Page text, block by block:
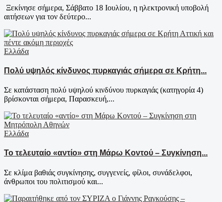
Ξεκίνησε σήμερα, Σάββατο 18 Ιουλίου, η ηλεκτρονική υποβολή
αιτήσεων για τον δεύτερο...
Ελλάδα
Πολύ υψηλός κίνδυνος πυρκαγιάς σήμερα σε Κρήτη...
Σε κατάσταση πολύ υψηλού κινδύνου πυρκαγιάς (κατηγορία 4)
βρίσκονται σήμερα, Παρασκευή,...
Ελλάδα
Το τελευταίο «αντίο» στη Μάρω Κοντού – Συγκίνηση...
Σε κλίμα βαθιάς συγκίνησης, συγγενείς, φίλοι, συνάδελφοι,
άνθρωποι του πολιτισμού και...